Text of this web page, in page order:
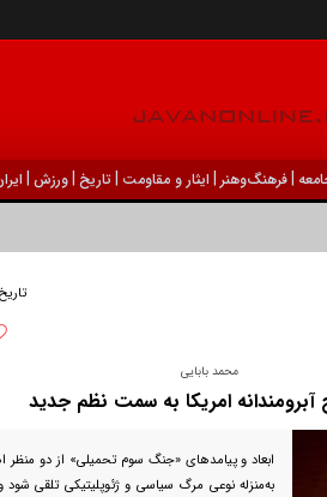
|فرهنگ‌و‌هنر | ایثار و مقاومت |تاریخ |ورزش |
محمد بابایی
آبرومندانه امریکا به سمت نظم جدید
ابعاد و پیامد‌های «جنگ سوم تحمیلی» از دو منظر
به‌منزله نوعی مرگ سیاسی و ژئوپلیتیکی تلقی شود